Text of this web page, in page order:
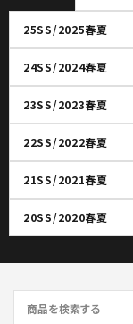
25SS/2025春夏
24SS/2024春夏
23SS/2023春夏
22SS/2022春夏
21SS/2021春夏
20SS/2020春夏